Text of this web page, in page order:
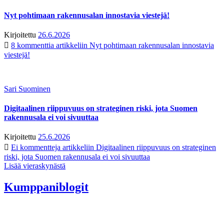
Nyt pohtimaan rakennusalan innostavia viestejä!
Kirjoitettu 26.6.2026
8 kommenttia artikkeliin Nyt pohtimaan rakennusalan innostavia
viestejä!
Sari Suominen
Digitaalinen riippuvuus on strateginen riski, jota Suomen
rakennusala ei voi sivuuttaa
Kirjoitettu 25.6.2026
Ei kommentteja artikkeliin Digitaalinen riippuvuus on strateginen
riski, jota Suomen rakennusala ei voi sivuuttaa
Lisää vieraskynästä
Kumppaniblogit